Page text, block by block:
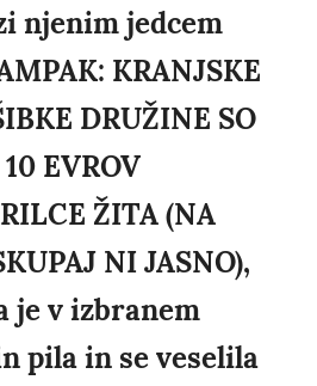
njenim jedcem
KRANJSKE
DRUŽINE SO
EVROV
ŽITA (NA
NI JASNO),
je v izbranem
pila in se veselila